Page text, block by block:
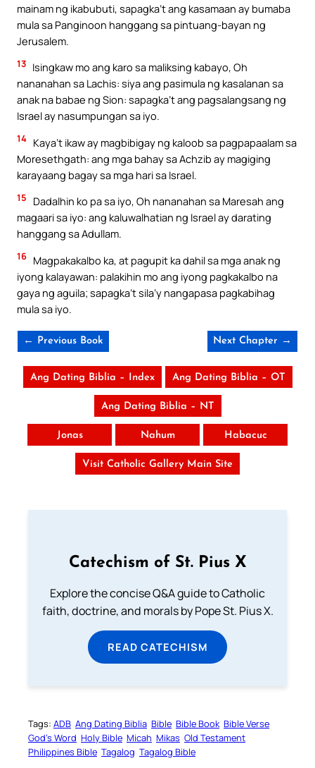
mainam ng ikabubuti, sapagka’t ang kasamaan ay bumaba
mula sa Panginoon hanggang sa pintuang-bayan ng
Jerusalem.
13 Isingkaw mo ang karo sa maliksing kabayo, Oh
nananahan sa Lachis: siya ang pasimula ng kasalanan sa
anak na babae ng Sion: sapagka’t ang pagsalangsang ng
Israel ay nasumpungan sa iyo.
14 Kaya’t ikaw ay magbibigay ng kaloob sa pagpapaalam sa
Moresethgath: ang mga bahay sa Achzib ay magiging
karayaang bagay sa mga hari sa Israel.
15
Dadalhin ko pa sa iyo, Oh nananahan sa Maresah ang
magaari sa iyo: ang kaluwalhatian ng Israel ay darating
hanggang sa Adullam.
16 Magpakakalbo ka, at pagupit ka dahil sa mga anak ng
iyong kalayawan: palakihin mo ang iyong pagkakalbo na
gaya ng aguila; sapagka’t sila’y nangapasa pagkabihag
mula sa iyo.
← Previous Book Next Chapter →
Ang Dating Biblia – Index Ang Dating Biblia – OT
Ang Dating Biblia – NT
Jonas Nahum Habacuc
Visit Catholic Gallery Main Site
Catechism of St. Pius X
Explore the concise Q&A guide to Catholic
faith, doctrine, and morals by Pope St. Pius X.
READ CATECHISM
Tags: ADB Ang Dating Biblia Bible Bible Book Bible Verse
God’s Word Holy Bible Micah Mikas Old Testament
Philippines Bible Tagalog Tagalog Bible